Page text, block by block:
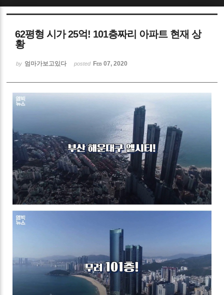
62평형 시가 25억! 101층짜리 아파트 현재 상
황
by 엄마가보고있다 posted Feb 07, 2020
Sketchbook5, 스케치북5
Sketchbook5, 스케치북5